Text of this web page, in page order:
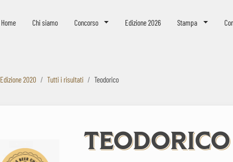
Home Chi siamo Concorso Edizione 2026 Stampa
Edizione 2020 Tutti i risultati Teodorico
TEODORICO